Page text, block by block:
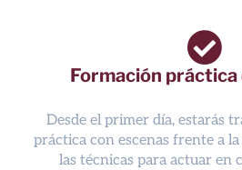
Formación
Desde el primer día, estarás
práctica con escenas frente a
las técnicas para actuar en